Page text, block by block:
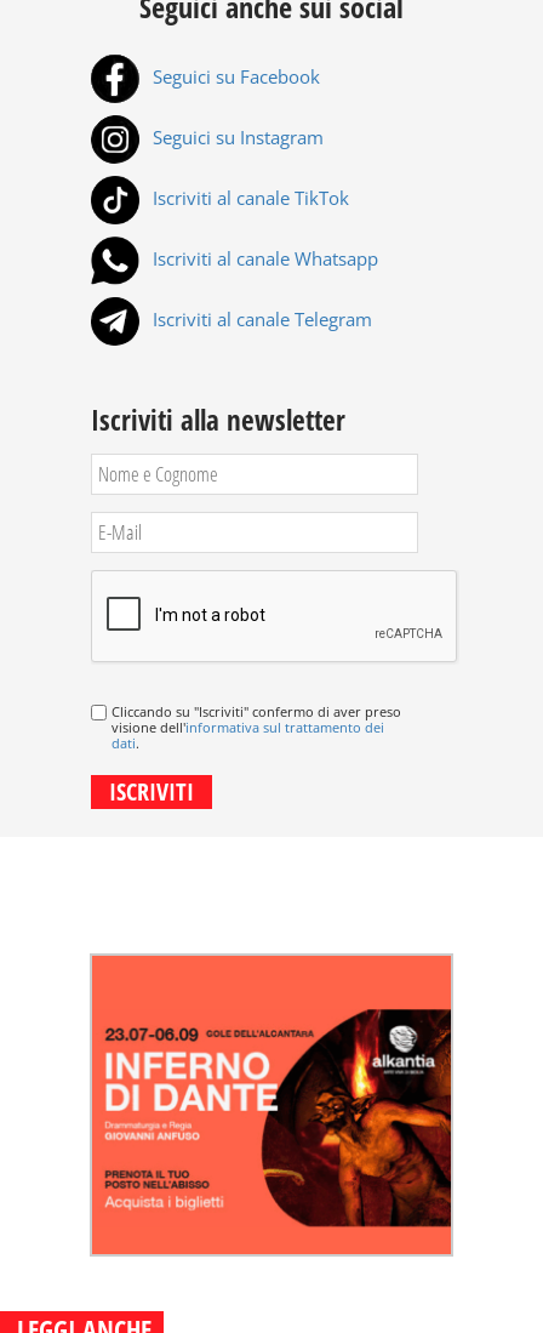
Seguici su Facebook
Seguici su Instagram
Iscriviti al canale TikTok
Iscriviti al canale Whatsapp
Iscriviti al canale Telegram
Iscriviti alla newsletter
Cliccando su "Iscriviti" confermo di aver preso
visione dell'informativa sul trattamento dei
dati.